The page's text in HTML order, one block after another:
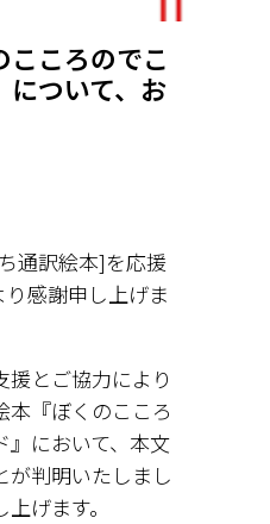
こころのでこ
について、お
通訳絵本]を応援
り感謝申し上げま
援とご協力により
本『ぼくのこころ
』において、本文
が判明いたしまし
げます。